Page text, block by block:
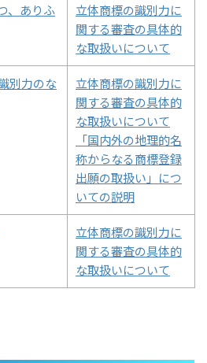
、ありふ
立体商標の識別力に
関する審査の具体的
な取扱いについて
別力のな
立体商標の識別力に
関する審査の具体的
な取扱いについて
「国内外の地理的名
称からなる商標登録
出願の取扱い」につ
いての説明
立体商標の識別力に
関する審査の具体的
な取扱いについて